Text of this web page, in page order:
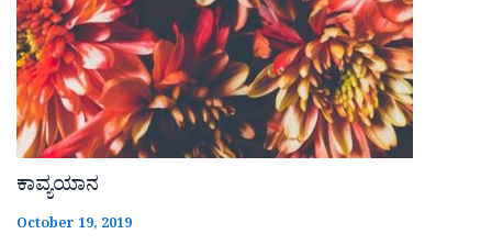
ಕಾವ್ಯಯಾನ
October 19, 2019